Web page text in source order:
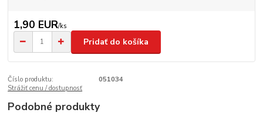
1,90 EUR/ks
Pridať do košíka
Číslo produktu:
051034
Strážiť cenu / dostupnosť
Podobné produkty